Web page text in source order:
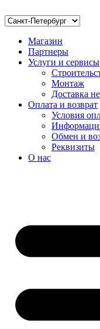
Магазин
Партнеры
Услуги и сервисы
Монтаж
Доставка
Оплата и возврат
Условия
Обмен и
Реквизиты
О нас